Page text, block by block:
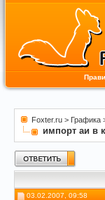
Foxter.ru > Графика
импорт аи в
03.02.2007, 09:58